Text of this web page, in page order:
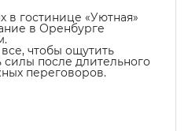
гостинице «Уютная»
в Оренбурге
чтобы ощутить
силы после длительного
переговоров.